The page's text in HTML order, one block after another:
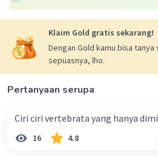
Klaim Gold gratis sekarang!
Dengan Gold kamu bisa tanya
sepuasnya, lho.
Pertanyaan serupa
Ciri ciri vertebrata yang hanya
16 4.8